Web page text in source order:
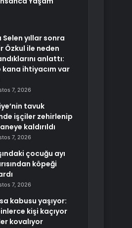
Selen yıllar sonra
Özkul ile neden
anlattı:
kana ihtiyacım var
7, 2026
tavuk
işçiler zehirlenip
kaldırıldı
7, 2026
çocuğu ayı
köpeği
7, 2026
kabusu yaşıyor:
kişi kaçıyor
kovalıyor